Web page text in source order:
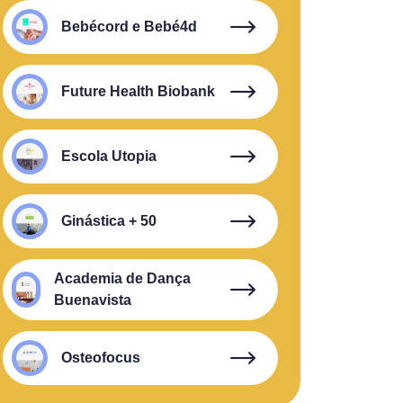
Bebécord e Bebé4d
Future Health Biobank
Escola Utopia
Ginástica + 50
Academia de Dança
Buenavista
Osteofocus